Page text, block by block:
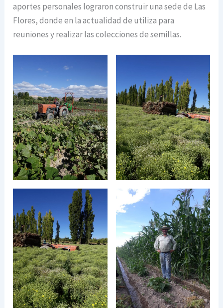
aportes personales lograron construir una sede de Las
Flores, donde en la actualidad de utiliza para
reuniones y realizar las colecciones de semillas.